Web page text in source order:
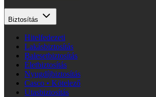
Biztosítás
Hitelfedezeti
Lakásbiztosítás
Balesetbiztosítás
Életbiztosítás
Nyugdíjbiztosítás
Casco • Kötelező
Utasbiztosítás